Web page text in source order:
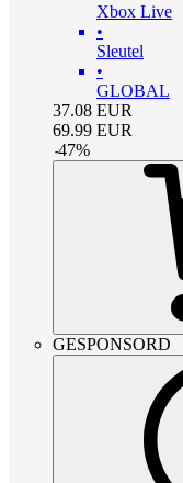
Xbox Live
•
Sleutel
•
GLOBAL
37.08 EUR
69.99 EUR
-47%
GESPONSORD